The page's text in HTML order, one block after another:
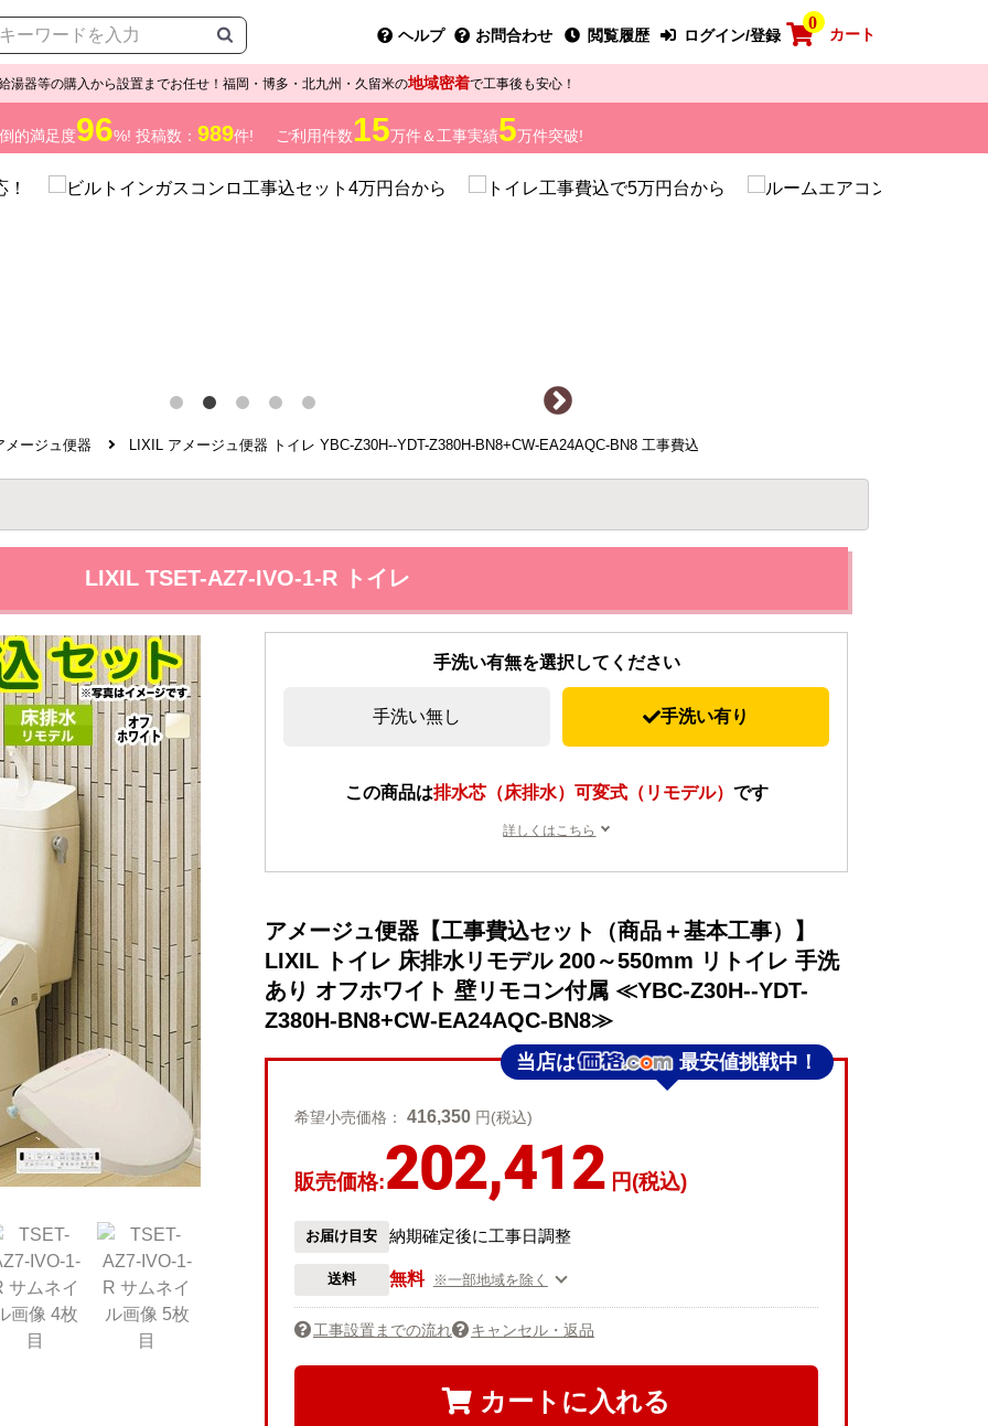
ヘルプ お問合わせ 閲覧履歴 ログイン/登録
0
カート
湯器等の購入から設置までお任せ！福岡・博多・北九州・久留米の地域密着で工事後も安心！
的満足度96%! 投稿数： 989件! ご利用件数15万件＆工事実績5万件突破!
メージュ便器 LIXIL アメージュ便器 トイレ YBC-Z30H--YDT-Z380H-BN8+CW-EA24AQC-BN8 工事費込
LIXIL TSET-AZ7-IVO-1-R トイレ
手洗い有無を選択してください
手洗い無し 手洗い有り
この商品は排水芯（床排水）可変式（リモデル） です
詳しくはこちら
アメージュ便器【工事費込セット（商品＋基本工事）】
LIXIL トイレ 床排水リモデル 200～550mm リトイレ 手洗
あり オフホワイト 壁リモコン付属 ≪YBC-Z30H--YDT-
Z380H-BN8+CW-EA24AQC-BN8≫
当店は 最安値挑戦中！
希望小売価格： 416,350 円(税込)
販売価格:202,412 円(税込)
お届け目安 納期確定後に工事日調整
送料 無料 ※一部地域を除く
工事設置までの流れ キャンセル・返品
カートに入れる